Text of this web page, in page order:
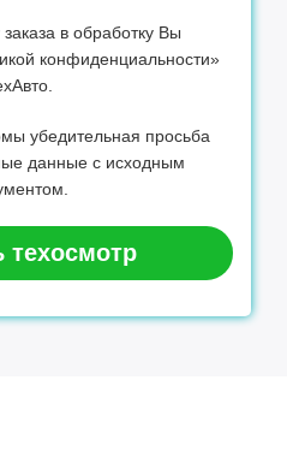
в обработку Вы
конфиденциальности»
убедительная просьба
данные с исходным
техосмотр